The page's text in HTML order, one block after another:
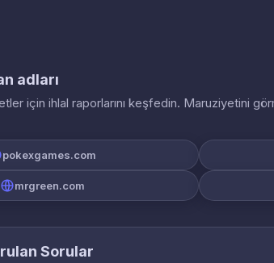
adları
için ihlal raporlarını keşfedin. Maruziyetini
pokexgames.com
mrgreen.com
Sorular